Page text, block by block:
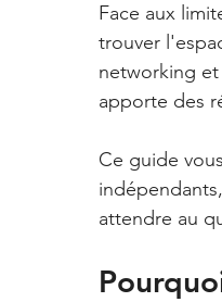
Face aux
trouver
networking
apporte des
Ce guide
attendre au